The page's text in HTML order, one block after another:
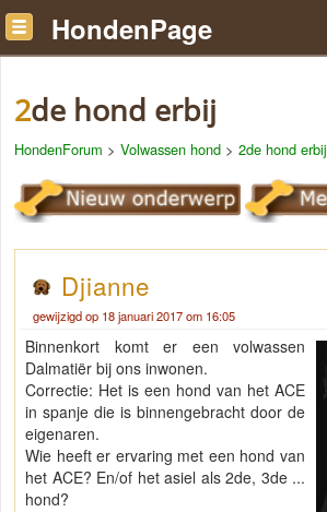
HondenPage
2de hond erbij
HondenForum > Volwassen hond > 2de hond erbij
Djianne
gewijzigd op 18 januari 2017 om 16:05
Binnenkort komt er een volwassen
Dalmatiër bij ons inwonen.
Correctie: Het is een hond van het ACE
in spanje die is binnengebracht door de
eigenaren.
Wie heeft er ervaring met een hond van
het ACE? En/of het asiel als 2de, 3de ...
hond?